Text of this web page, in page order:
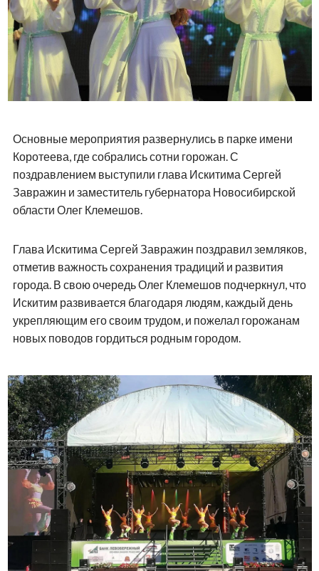
Основные мероприятия развернулись в парке имени
Коротеева, где собрались сотни горожан. С
поздравлением выступили глава Искитима Сергей
Завражин и заместитель губернатора Новосибирской
области Олег Клемешов.
Глава Искитима Сергей Завражин поздравил земляков,
отметив важность сохранения традиций и развития
города. В свою очередь Олег Клемешов подчеркнул, что
Искитим развивается благодаря людям, каждый день
укрепляющим его своим трудом, и пожелал горожанам
новых поводов гордиться родным городом.